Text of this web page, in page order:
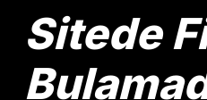
Ürün fiyatı diğer
Bu ürüne benzer farklı
Sitede